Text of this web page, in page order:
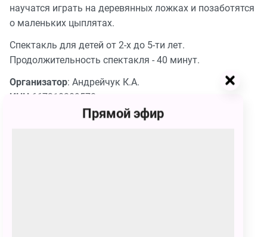
научатся играть на деревянных ложках и позаботятся
о маленьких цыплятах.
Спектакль для детей от 2-х до 5-ти лет.
Продолжительность спектакля - 40 минут.
Организатор: Андрейчук К.А.
ИНН 667310209578.
Прямой эфир